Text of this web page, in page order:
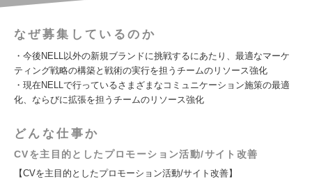
なぜ募集しているのか
・今後NELL以外の新規ブランドに挑戦するにあたり、最適なマーケ
ティング戦略の構築と戦術の実行を担うチームのリソース強化
・現在NELLで行っているさまざまなコミュニケーション施策の最適
化、ならびに拡張を担うチームのリソース強化
どんな仕事か
CVを主目的としたプロモーション活動/サイト改善
【CVを主目的としたプロモーション活動/サイト改善】